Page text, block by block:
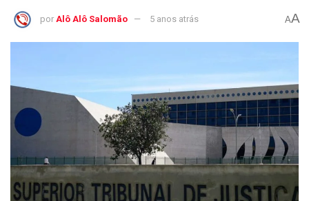
por Alô Alô Salomão 5 anos atrás AA